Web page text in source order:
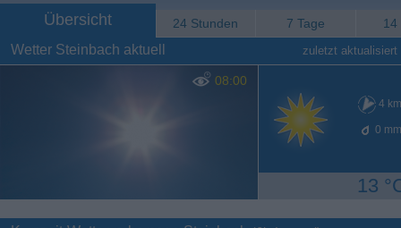
Übersicht 24 Stunden 7 Tage 14
Wetter Steinbach aktuell zuletzt aktualisiert
08:00
4
0
13